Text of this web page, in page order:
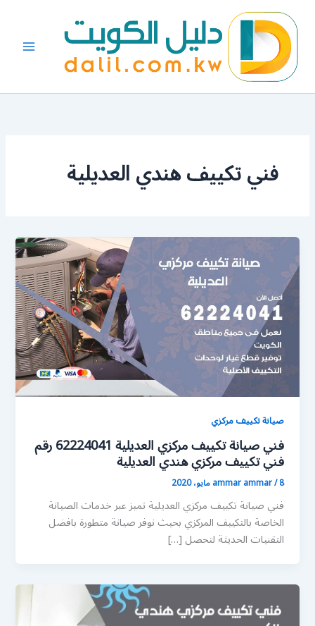
المحتوى
فني تكييف هندي العديلية
صيانة تكييف مركزي
فني صيانة تكييف مركزي العديلية 62224041 رقم
فني تكييف مركزي هندي العديلية
ammar ammar/8 مايو، 2020
فني صيانة تكييف مركزي العديلية تميز عبر خدمات الصيانة
الخاصة بالتكييف المركزي بحيث نوفر صيانة متطورة بافضل
التقنيات الحديثة لتحصل […]